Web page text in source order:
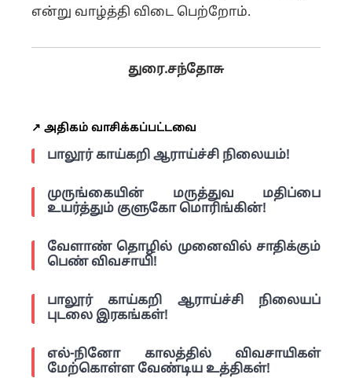
என்று வாழ்த்தி விடை பெற்றோம்.
துரை.சந்தோசு
↗️ அதிகம் வாசிக்கப்பட்டவை
பாலூர் காய்கறி ஆராய்ச்சி நிலையம்!
முருங்கையின் மருத்துவ மதிப்பை
உயர்த்தும் குளுகோ மொரிங்கின்!
வேளாண் தொழில் முனைவில் சாதிக்கும்
பெண் விவசாயி!
பாலூர் காய்கறி ஆராய்ச்சி நிலையப்
புடலை இரகங்கள்!
எல்-நினோ காலத்தில் விவசாயிகள்
மேற்கொள்ள வேண்டிய உத்திகள்!